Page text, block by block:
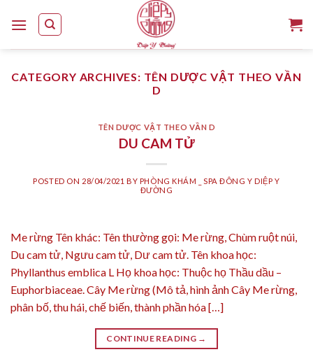
CATEGORY ARCHIVES: TÊN DƯỢC VẬT THEO VẦN
D
TÊN DƯỢC VẬT THEO VẦN D
DU CAM TỬ
POSTED ON 28/04/2021 BY PHÒNG KHÁM _ SPA ĐÔNG Y DIỆP Y
ĐƯỜNG
Me rừng Tên khác: Tên thường gọi: Me rừng, Chùm ruột núi,
Du cam tử, Ngưu cam tử, Dư cam tử. Tên khoa học:
Phyllanthus emblica L Họ khoa học: Thuộc họ Thầu dầu –
Euphorbiaceae. Cây Me rừng (Mô tả, hình ảnh Cây Me rừng,
phân bố, thu hái, chế biến, thành phần hóa […]
CONTINUE READING →